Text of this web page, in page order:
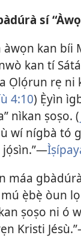
sí
kan bíi
kan tí
Ọlọ́run rẹ
4:10) Ẹ̀yìn
nìkan ṣoṣo. (
wí nígbà tó
jọ́sìn.”—
máa
ẹ̀bẹ̀ òun
ṣoṣo ni ó
Kristi